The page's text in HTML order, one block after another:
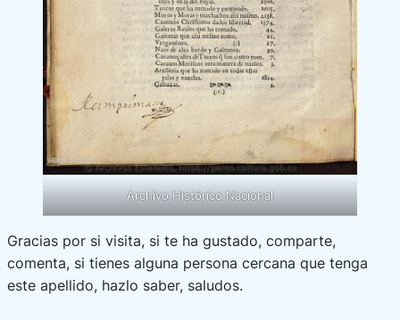
Archivo Histórico Nacional
Gracias por si visita, si te ha gustado, comparte,
comenta, si tienes alguna persona cercana que tenga
este apellido, hazlo saber, saludos.